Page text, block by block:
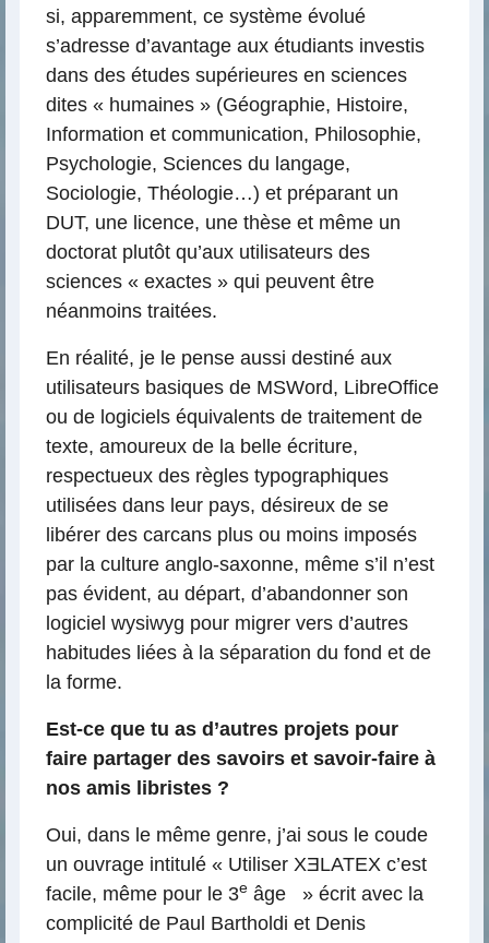
si, apparemment, ce système évolué
s’adresse d’avantage aux étudiants investis
dans des études supérieures en sciences
dites « humaines » (Géographie, Histoire,
Information et communication, Philosophie,
Psychologie, Sciences du langage,
Sociologie, Théologie…) et préparant un
DUT, une licence, une thèse et même un
doctorat plutôt qu’aux utilisateurs des
sciences « exactes » qui peuvent être
néanmoins traitées.
En réalité, je le pense aussi destiné aux
utilisateurs basiques de MSWord, LibreOffice
ou de logiciels équivalents de traitement de
texte, amoureux de la belle écriture,
respectueux des règles typographiques
utilisées dans leur pays, désireux de se
libérer des carcans plus ou moins imposés
par la culture anglo-saxonne, même s’il n’est
pas évident, au départ, d’abandonner son
logiciel wysiwyg pour migrer vers d’autres
habitudes liées à la séparation du fond et de
la forme.
Est-ce que tu as d’autres projets pour
faire partager des savoirs et savoir-faire à
nos amis libristes ?
Oui, dans le même genre, j’ai sous le coude
un ouvrage intitulé « Utiliser XƎLATEX c’est
facile, même pour le 3e âge » écrit avec la
complicité de Paul Bartholdi et Denis